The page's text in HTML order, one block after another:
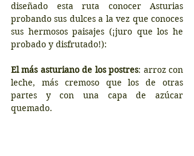
diseñado esta ruta conocer Asturias
probando sus dulces a la vez que conoces
sus hermosos paisajes (¡juro que los he
probado y disfrutado!):
El más asturiano de los postres: arroz con
leche, más cremoso que los de otras
partes y con una capa de azúcar
quemado.